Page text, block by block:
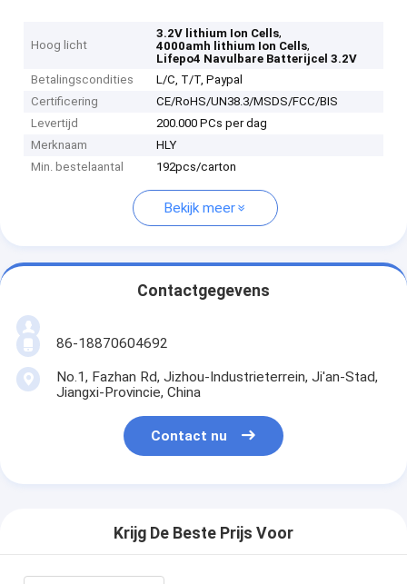
Hoog licht
3.2V lithium Ion Cells,
4000amh lithium Ion Cells,
Lifepo4 Navulbare Batterijcel 3.2V
Betalingscondities
L/C, T/T, Paypal
Certificering
CE/RoHS/UN38.3/MSDS/FCC/BIS
Levertijd
200.000 PCs per dag
Merknaam
HLY
Min. bestelaantal
192pcs/carton
Bekijk meer
Contactgegevens
86-18870604692
No.1, Fazhan Rd, Jizhou-Industrieterrein, Ji'an-Stad,
Jiangxi-Provincie, China
Contact nu
Krijg De Beste Prijs Voor